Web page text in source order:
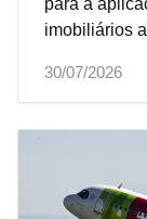
para a
imobiliários
30/07/2026